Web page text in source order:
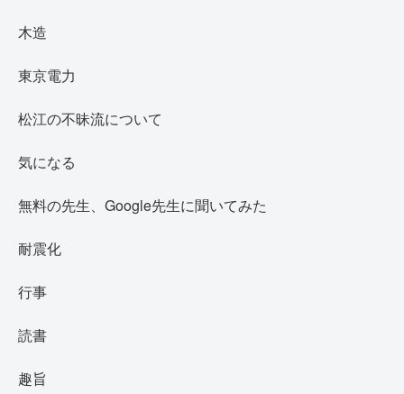
木造
東京電力
松江の不昧流について
気になる
無料の先生、Google先生に聞いてみた
耐震化
行事
読書
趣旨